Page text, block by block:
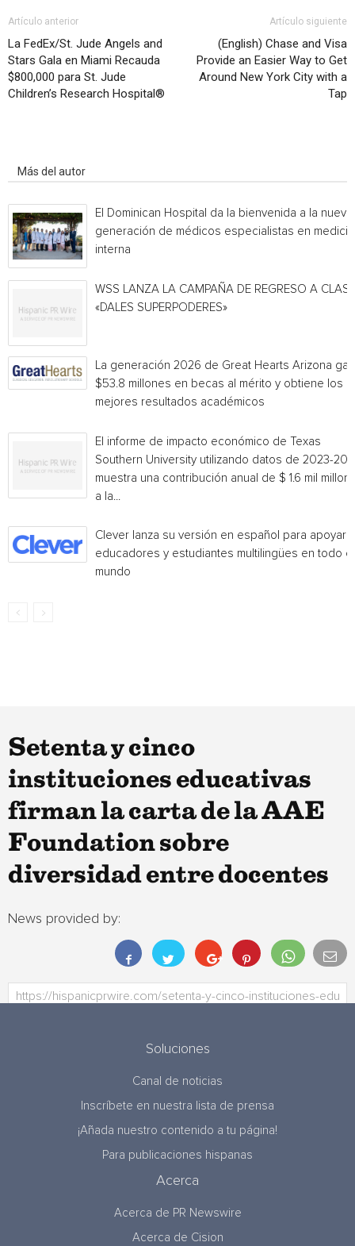
Artículo anterior
La FedEx/St. Jude Angels and
Stars Gala en Miami Recauda
$800,000 para St. Jude
Children’s Research Hospital®
Artículo siguiente
(English) Chase and Visa
Provide an Easier Way to Get
Around New York City with a
Tap
Más del autor
El Dominican Hospital da la bienvenida a la nueva
generación de médicos especialistas en
interna
WSS LANZA LA CAMPAÑA DE REGRESO A
«DALES SUPERPODERES»
La generación 2026 de Great Hearts Arizona
$53.8 millones en becas al mérito y obtiene los
mejores resultados académicos
El informe de impacto económico de Texas
Southern University utilizando datos de 2023-
muestra una contribución anual de $ 1.6 mil
a la...
Clever lanza su versión en español para apoyar a
educadores y estudiantes multilingües en todo el
mundo
Setenta y cinco
instituciones educativas
firman la carta de la AAE
Foundation sobre
diversidad entre docentes
News provided by:
Soluciones
Canal de noticias
Inscríbete en nuestra lista de prensa
¡Añada nuestro contenido a tu página!
Para publicaciones hispanas
Acerca
Acerca de PR Newswire
Acerca de Cision